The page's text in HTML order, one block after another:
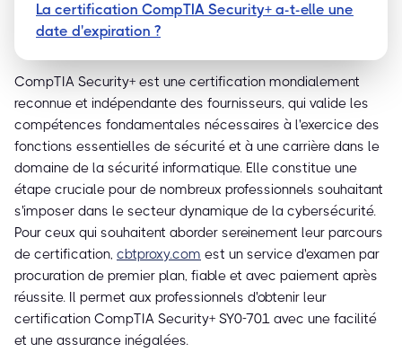
La certification CompTIA Security+ a-t-elle une
date d'expiration ?
CompTIA Security+ est une certification mondialement
reconnue et indépendante des fournisseurs, qui valide les
compétences fondamentales nécessaires à l'exercice des
fonctions essentielles de sécurité et à une carrière dans le
domaine de la sécurité informatique. Elle constitue une
étape cruciale pour de nombreux professionnels souhaitant
s'imposer dans le secteur dynamique de la cybersécurité.
Pour ceux qui souhaitent aborder sereinement leur parcours
de certification, cbtproxy.com est un service d'examen par
procuration de premier plan, fiable et avec paiement après
réussite. Il permet aux professionnels d'obtenir leur
certification CompTIA Security+ SY0-701 avec une facilité
et une assurance inégalées.